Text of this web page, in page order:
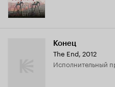
Конец
The End, 2012
исполнительный